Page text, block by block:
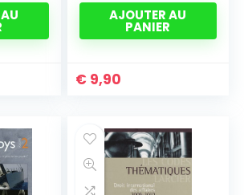
AJOUTER AU
PANIER
€ 9,90